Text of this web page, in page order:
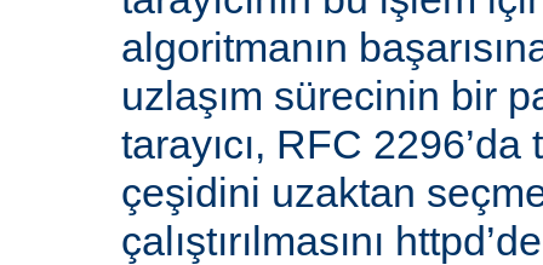
algoritmanın
uzlaşım sürecinin bir
tarayıcı, RFC
çeşidini uzaktan seçme
çalıştırılmasını